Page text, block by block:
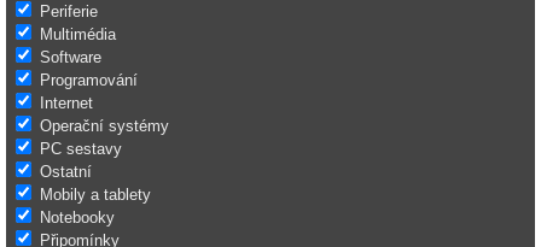
Periferie
Multimédia
Software
Programování
Internet
Operační systémy
PC sestavy
Ostatní
Mobily a tablety
Notebooky
Připomínky